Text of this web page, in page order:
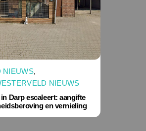
NIEUWS,
NIEUWS
Darp escaleert: aangifte
en vernieling